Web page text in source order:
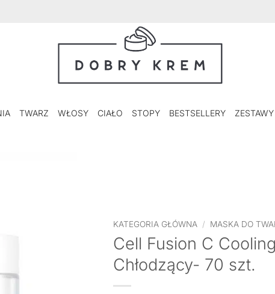
TWARZ WŁOSY CIAŁO STOPY BESTSELLERY ZESTAWY
KATEGORIA GŁÓWNA / MASKA DO
Cell Fusion C
Chłodzący- 70 szt.